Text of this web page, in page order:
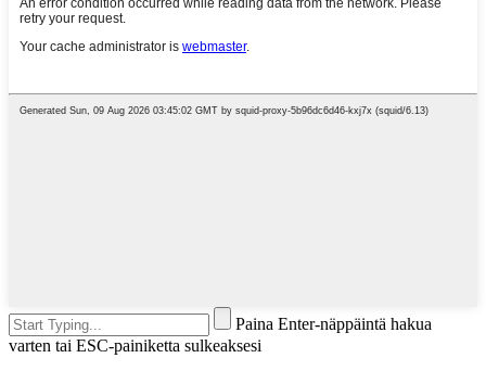
Paina Enter-näppäintä hakua
varten tai ESC-painiketta sulkeaksesi